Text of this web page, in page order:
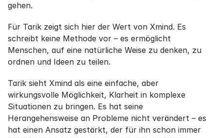
gehen.
Für Tarik zeigt sich hier der Wert von Xmind. Es
schreibt keine Methode vor – es ermöglicht
Menschen, auf eine natürliche Weise zu denken, zu
ordnen und Ideen zu teilen.
Tarik sieht Xmind als eine einfache, aber
wirkungsvolle Möglichkeit, Klarheit in komplexe
Situationen zu bringen. Es hat seine
Herangehensweise an Probleme nicht verändert – es
hat einen Ansatz gestärkt, der für ihn schon immer